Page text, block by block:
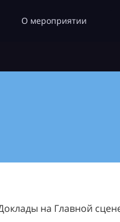
О мероприятии
на Главной